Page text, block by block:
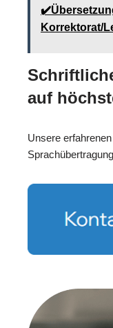
Korrektorat/
auf
Unsere